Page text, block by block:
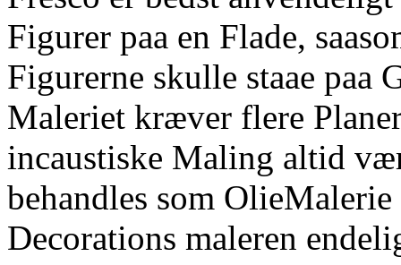
Figurer paa en Flade,
Figurerne skulle staae paa
Maleriet kræver flere
incaustiske Maling altid
behandles som
Decorations maleren